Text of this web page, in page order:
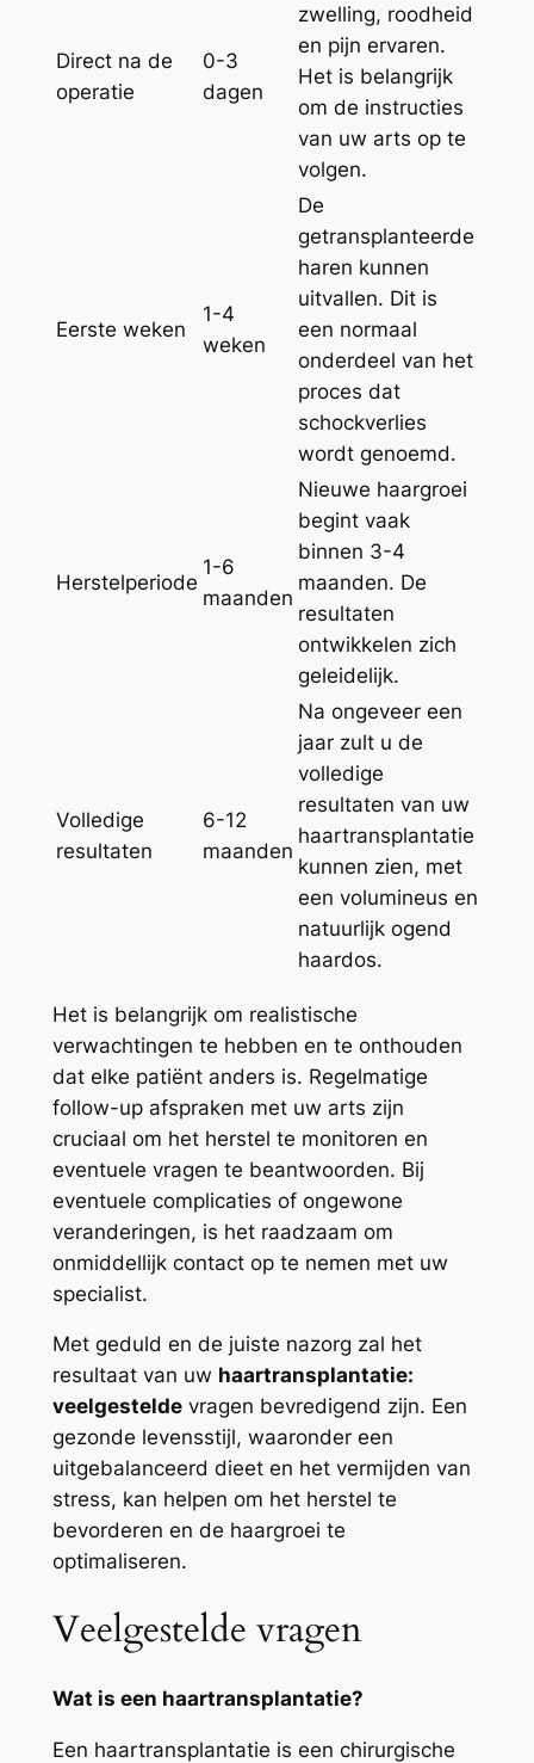
Direct na de
operatie
0-3
dagen
zwelling, roodheid
en pijn ervaren.
Het is belangrijk
om de instructies
van uw arts op te
volgen.
Eerste weken
1-4
weken
De
getransplanteerde
haren kunnen
uitvallen. Dit is
een normaal
onderdeel van het
proces dat
schockverlies
wordt genoemd.
Herstelperiode
1-6
maanden
Nieuwe haargroei
begint vaak
binnen 3-4
maanden. De
resultaten
ontwikkelen zich
geleidelijk.
Volledige
resultaten
6-12
maanden
Na ongeveer een
jaar zult u de
volledige
resultaten van uw
haartransplantatie
kunnen zien, met
een volumineus en
natuurlijk ogend
haardos.
Het is belangrijk om realistische
verwachtingen te hebben en te onthouden
dat elke patiënt anders is. Regelmatige
follow-up afspraken met uw arts zijn
cruciaal om het herstel te monitoren en
eventuele vragen te beantwoorden. Bij
eventuele complicaties of ongewone
veranderingen, is het raadzaam om
onmiddellijk contact op te nemen met uw
specialist.
Met geduld en de juiste nazorg zal het
resultaat van uw haartransplantatie:
veelgesteldevragen bevredigend zijn. Een
gezonde levensstijl, waaronder een
uitgebalanceerd dieet en het vermijden van
stress, kan helpen om het herstel te
bevorderen en de haargroei te
optimaliseren.
Veelgestelde vragen
Wat is een haartransplantatie?
Een haartransplantatie is een chirurgische